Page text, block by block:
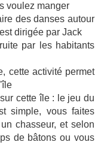
voulez manger
des danses autour
dirigée par Jack
par les habitants
cette activité permet
cette île : le jeu du
simple, vous faites
chasseur, et selon
de bâtons ou vous